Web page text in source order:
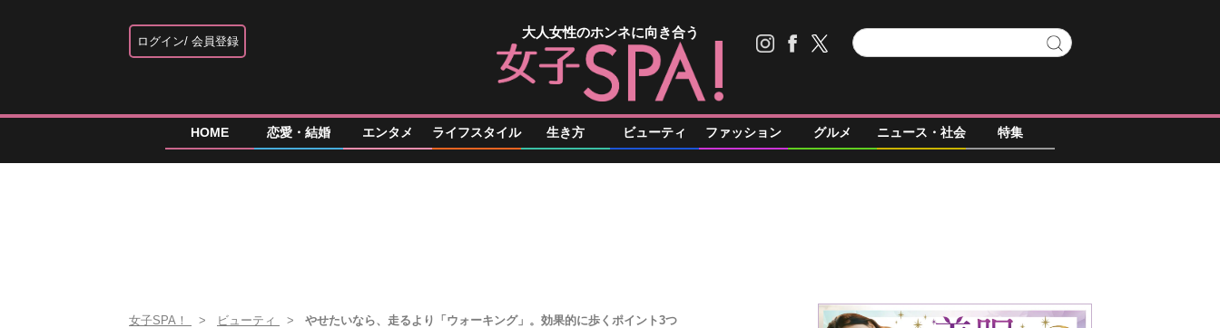
ログイン 会員登録
大人女性のホンネに向き合う
HOME 恋愛・結婚 エンタメ ライフスタイル 生き方 ビューティ ファッション グルメ ニュース・社会 特集
女子SPA！ ビューティ やせたいなら、走るより「ウォーキング」。効果的に歩くポイント3つ